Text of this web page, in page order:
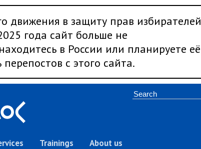
движения в защиту прав избирателей
года сайт больше не
в России или планируете её
с этого сайта.
Trainings About us